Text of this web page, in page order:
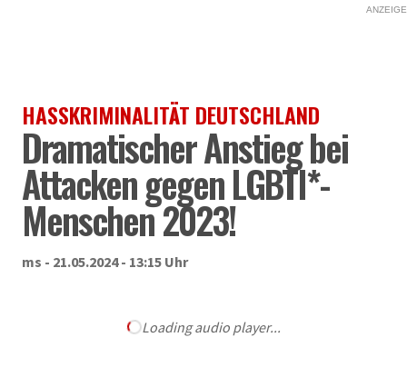
ANZEIGE
HASSKRIMINALITÄT DEUTSCHLAND
Dramatischer Anstieg bei
Attacken gegen LGBTI*-
Menschen 2023!
ms - 21.05.2024 - 13:15 Uhr
Loading audio player...